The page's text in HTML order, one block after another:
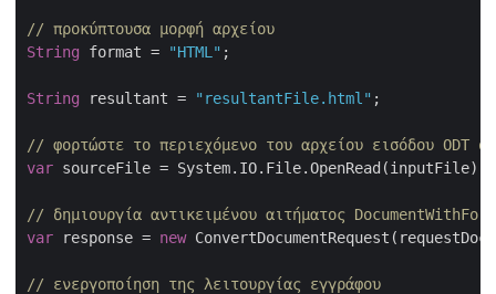
// προκύπτουσα μορφή αρχείου
String format = "HTML" ;
String resultant = "resultantFile.html" ;
// φορτώστε το περιεχόμενο του αρχείου εισόδου ODT
var sourceFile = System.IO.File.OpenRead(inputFile);
// δημιουργία αντικειμένου αιτήματος
var response = new
// ενεργοποίηση της λειτουργίας εγγράφου